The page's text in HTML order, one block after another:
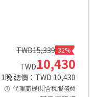
TWD15,339 32%
TWD10,430
1晚 總價：TWD 10,430
代理商提供|含稅服務費